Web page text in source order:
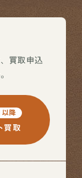
買取申込
降
買取